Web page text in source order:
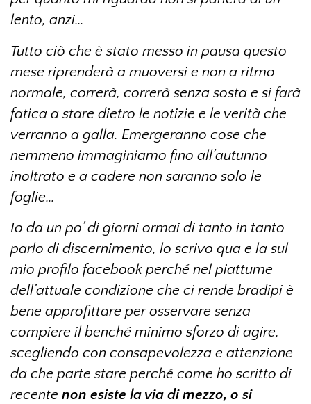
lento, anzi…
Tutto ciò che è stato messo in pausa questo
mese riprenderà a muoversi e non a ritmo
normale, correrà, correrà senza sosta e si farà
fatica a stare dietro le notizie e le verità che
verranno a galla. Emergeranno cose che
nemmeno immaginiamo fino all’autunno
inoltrato e a cadere non saranno solo le
foglie…
Io da un po’ di giorni ormai di tanto in tanto
parlo di discernimento, lo scrivo qua e la sul
mio profilo facebook perché nel piattume
dell’attuale condizione che ci rende bradipi è
bene approfittare per osservare senza
compiere il benché minimo sforzo di agire,
scegliendo con consapevolezza e attenzione
da che parte stare perché come ho scritto di
recente non esiste la via di mezzo, o si